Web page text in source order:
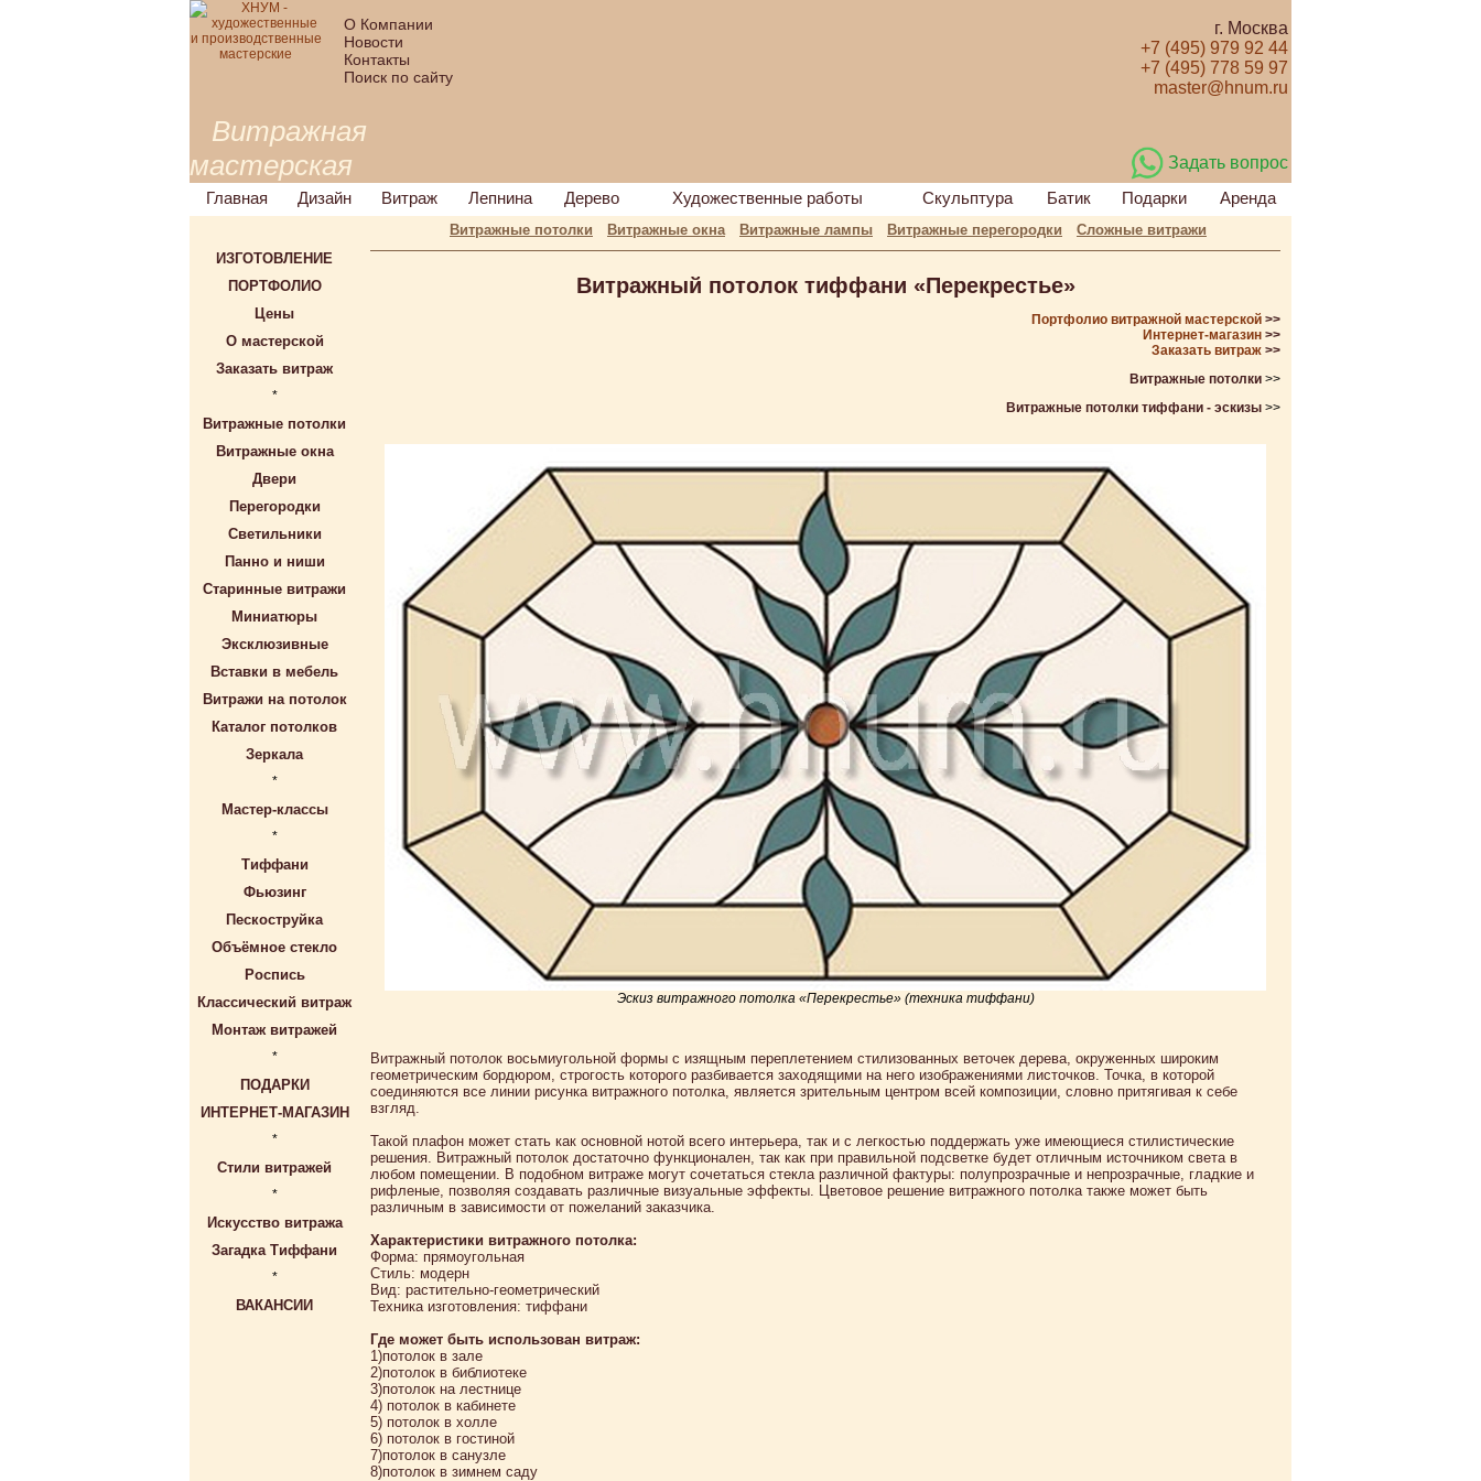
О Компании
Новости
Контакты
Поиск по сайту
г. Москва
+7 (495) 979 92 44
+7 (495) 778 59 97
master@hnum.ru
Витражная
мастерская
Задать вопрос
Главная
Дизайн Витраж Лепнина Дерево Художественные работы Скульптура Батик Подарки Аренда
Витражные потолки Витражные окна Витражные лампы Витражные перегородки
Сложные витражи
ИЗГОТОВЛЕНИЕ
ПОРТФОЛИО
Цены
О мастерской
Заказать витраж
*
Витражные потолки
Витражные окна
Двери
Перегородки
Светильники
Панно и ниши
Старинные витражи
Миниатюры
Эксклюзивные
Вставки в мебель
Витражи на потолок
Каталог потолков
Зеркала
*
Мастер-классы
*
Тиффани
Фьюзинг
Пескоструйка
Объёмное стекло
Роспись
Классический витраж
Монтаж витражей
*
ПОДАРКИ
ИНТЕРНЕТ-МАГАЗИН
*
Стили витражей
*
Искусство витража
Загадка Тиффани
*
ВАКАНСИИ
Витражный потолок тиффани «Перекрестье»
Портфолио витражной мастерской >>
Интернет-магазин >>
Заказать витраж >>
Витражные потолки >>
Витражные потолки тиффани - эскизы >>
Эскиз витражного потолка «Перекрестье» (техника тиффани)
Витражный потолок восьмиугольной формы с изящным переплетением стилизованных веточек дерева, окруженных широким
геометрическим бордюром, строгость которого разбивается заходящими на него изображениями листочков. Точка, в которой
соединяются все линии рисунка витражного потолка, является зрительным центром всей композиции, словно притягивая к себе
взгляд.
Такой плафон может стать как основной нотой всего интерьера, так и с легкостью поддержать уже имеющиеся стилистические
решения. Витражный потолок достаточно функционален, так как при правильной подсветке будет отличным источником света в
любом помещении. В подобном витраже могут сочетаться стекла различной фактуры: полупрозрачные и непрозрачные, гладкие и
рифленые, позволяя создавать различные визуальные эффекты. Цветовое решение витражного потолка также может быть
различным в зависимости от пожеланий заказчика.
Характеристики витражного потолка:
Форма: прямоугольная
Стиль: модерн
Вид: растительно-геометрический
Техника изготовления: тиффани
Где может быть использован витраж:
1)потолок в зале
2)потолок в библиотеке
3)потолок на лестнице
4) потолок в кабинете
5) потолок в холле
6) потолок в гостиной
7)потолок в санузле
8)потолок в зимнем саду